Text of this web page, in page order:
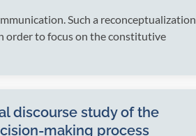
Such a reconceptualization
order to focus on the constitutive
discourse study of the
making process